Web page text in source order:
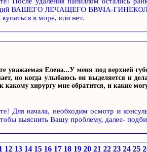
ВАШЕГО ЛЕЧАЩЕГО ВРАЧА-
в море, или нет.
уважаемая Елена...У меня под верхней
но когда улыбаюсь он выделяется и
какому хирургу мне обратится, и какие
Для начала, необходим осмотр и
выяснить Вашу проблему, далее-
12 13 14 15 16 17 18 19 20 21 22 23 24 25